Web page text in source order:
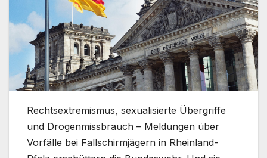
Rechtsextremismus, sexualisierte Übergriffe
und Drogenmissbrauch – Meldungen über
Vorfälle bei Fallschirmjägern in Rheinland-